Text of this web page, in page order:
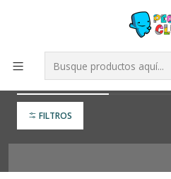
VEHÍCULOS
Vehículos 12v
FILTROS